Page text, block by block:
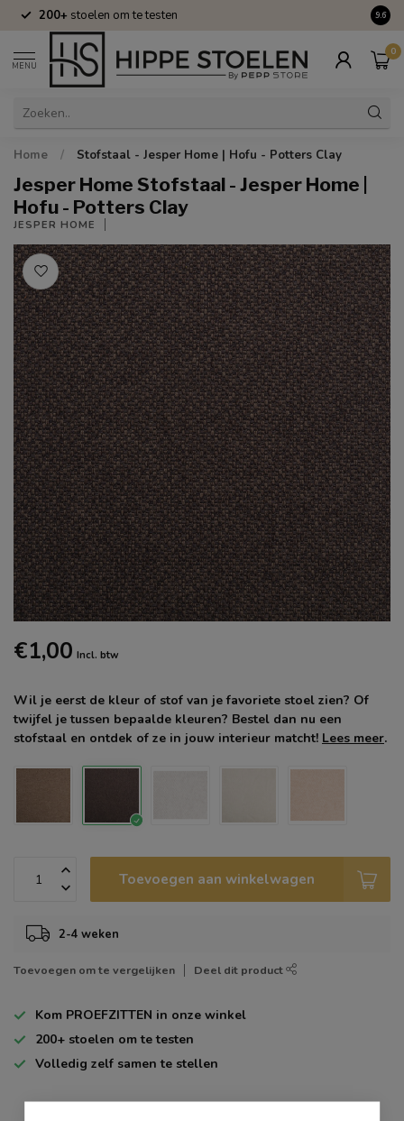
200+ stoelen om te testen 9.6
MENU
0
Home / Stofstaal - Jesper Home | Hofu - Potters Clay
Jesper Home Stofstaal - Jesper Home |
Hofu - Potters Clay
JESPER HOME
€1,00 Incl. btw
Wil je eerst de kleur of stof van je favoriete stoel zien? Of
twijfel je tussen bepaalde kleuren? Bestel dan nu een
stofstaal en ontdek of ze in jouw interieur matcht! Lees meer.
Toevoegen aan winkelwagen
2-4 weken
Toevoegen om te vergelijken Deel dit product
Kom PROEFZITTEN in onze winkel
200+ stoelen om te testen
Volledig zelf samen te stellen